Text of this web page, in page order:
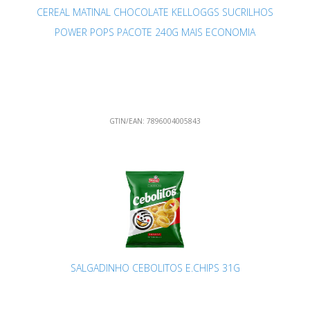
CEREAL MATINAL CHOCOLATE KELLOGGS SUCRILHOS
POWER POPS PACOTE 240G MAIS ECONOMIA
GTIN/EAN: 7896004005843
SALGADINHO CEBOLITOS E.CHIPS 31G